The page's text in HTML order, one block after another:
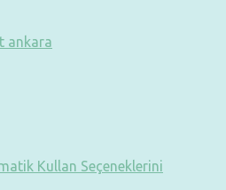
ankara
Kullan Seçeneklerini